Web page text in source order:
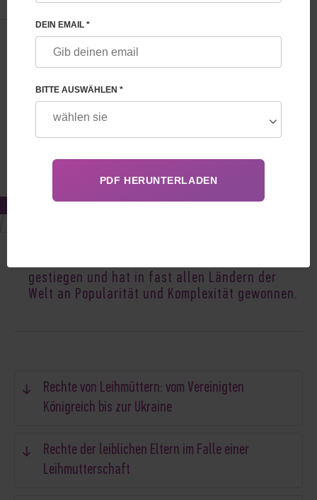
Aug 22, 2025
gestiegen und hat in fast allen Ländern der
Welt an Popularität und Komplexität gewonnen.
Rechte von Leihmüttern: vom Vereinigten
Königreich bis zur Ukraine
Rechte der leiblichen Eltern im Falle einer
Leihmutterschaft
DEIN EMAIL *
BITTE AUSWÄHLEN *